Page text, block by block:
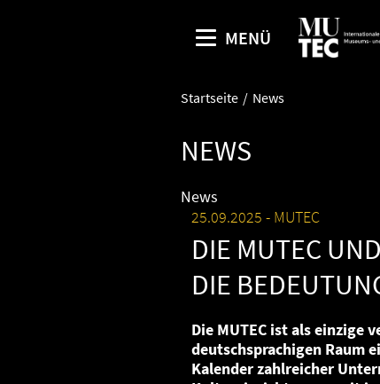
MENÜ
Startseite News
NEWS
News
25.09.2025
MUTEC
DIE MUTEC
DIE
Die MUTEC ist als einzige
deutschsprachigen Raum
Kalender zahlreicher